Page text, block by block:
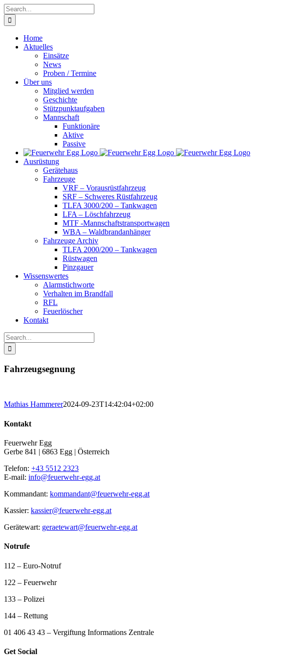
Skip
to
content
Search
for:
Home
Aktuelles
Einsätze
News
Proben / Termine
Über uns
Mitglied werden
Geschichte
Stützpunktaufgaben
Mannschaft
Funktionäre
Aktive
Passive
Ausrüstung
Gerätehaus
Fahrzeuge
VRF – Vorausrüstfahrzeug
SRF – Schweres Rüstfahrzeug
TLFA 3000/200 – Tankwagen
LFA – Löschfahrzeug
MTF -Mannschaftstransportwagen
WBA – Waldbrandanhänger
Fahrzeuge Archiv
TLFA 2000/200 – Tankwagen
Rüstwagen
Pinzgauer
Wissenswertes
Alarmstichworte
Verhalten im Brandfall
RFL
Feuerlöscher
Kontakt
Search
for:
Fahrzeugsegnung
Mathias Hammerer2024-09-23T14:42:04+02:00
Kontakt
Feuerwehr Egg
Gerbe 841 | 6863 Egg | Österreich
Telefon: +43 5512 2323
E-mail: info@feuerwehr-egg.at
Kommandant: kommandant@feuerwehr-egg.at
Kassier: kassier@feuerwehr-egg.at
Gerätewart: geraetewart@feuerwehr-egg.at
Notrufe
112 – Euro-Notruf
122 – Feuerwehr
133 – Polizei
144 – Rettung
01 406 43 43 – Vergiftung Informations Zentrale
Get Social